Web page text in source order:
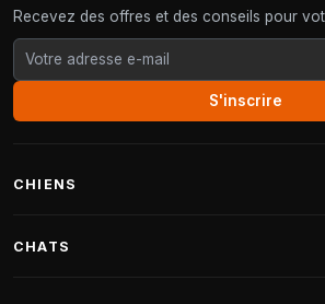
Recevez des offres et des conseils pour
S'inscrire
CHIENS
CHATS